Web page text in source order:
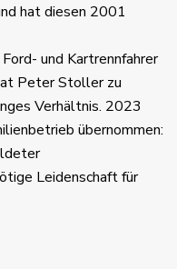
hat diesen 2001
und Kartrennfahrer
Peter Stoller zu
Verhältnis. 2023
übernommen:
Leidenschaft für